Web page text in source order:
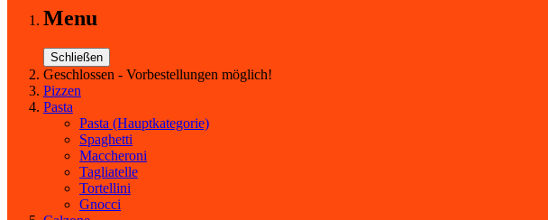
Menu
Schließen
Geschlossen - Vorbestellungen möglich!
Pizzen
Pasta
Pasta (Hauptkategorie)
Spaghetti
Maccheroni
Tagliatelle
Tortellini
Gnocci